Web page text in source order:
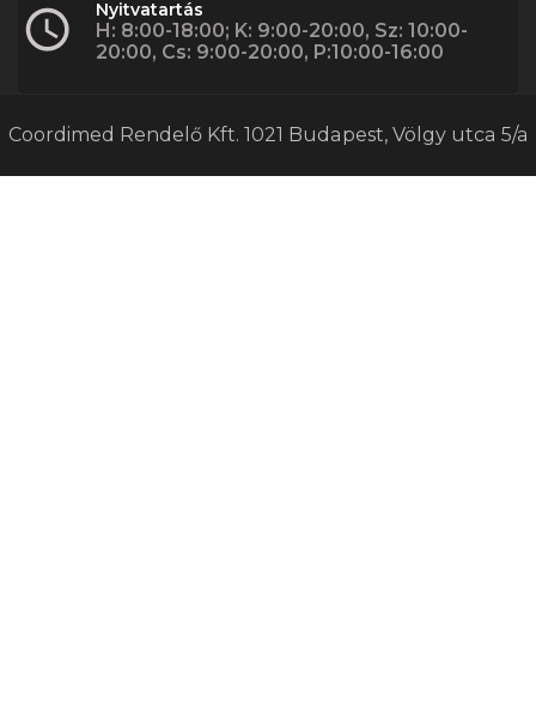
Nyitvatartás
H: 8:00-18:00; K: 9:00-20:00, Sz: 10:00-
20:00, Cs: 9:00-20:00, P:10:00-16:00
Coordimed Rendelő Kft. 1021 Budapest, Völgy utca 5/a